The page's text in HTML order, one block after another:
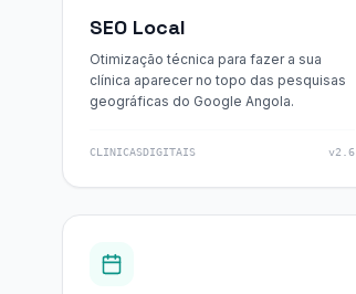
SEO Local
Otimização técnica para fazer a sua
clínica aparecer no topo das pesquisas
geográficas do Google Angola.
CLINICASDIGITAIS v2.6